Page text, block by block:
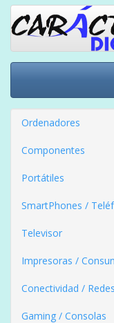
Ordenadores
Componentes
Portátiles
SmartPhones /
Televisor
Impresoras /
Conectividad / Redes
Gaming / Consolas